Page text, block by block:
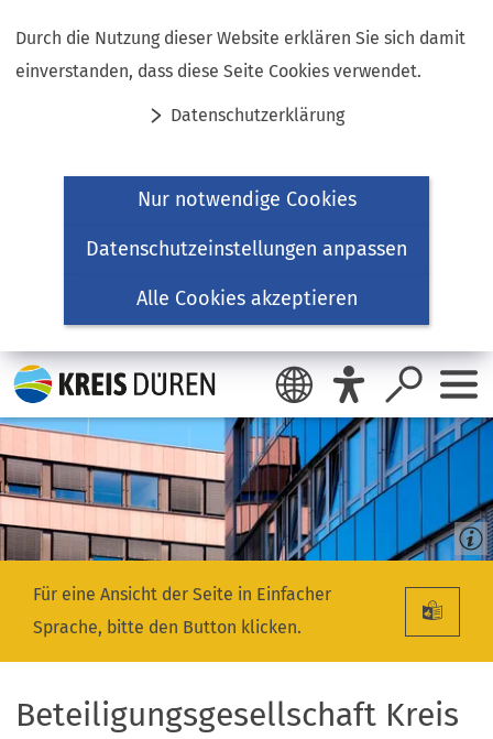
Durch die Nutzung dieser Website erklären Sie sich damit
einverstanden, dass diese Seite Cookies verwendet.
Datenschutzerklärung
Nur notwendige Cookies
Datenschutzeinstellungen anpassen
Alle Cookies akzeptieren
Inhalt anspringen
Für eine Ansicht der Seite in Einfacher
Sprache, bitte den Button klicken.
Beteiligungsgesellschaft Kreis